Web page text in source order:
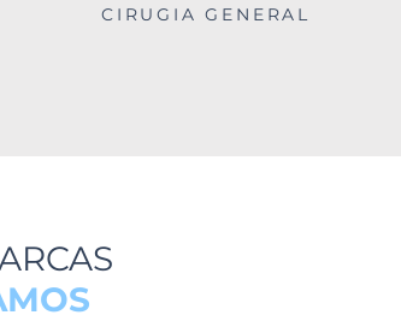
CIRUGIA GENERAL